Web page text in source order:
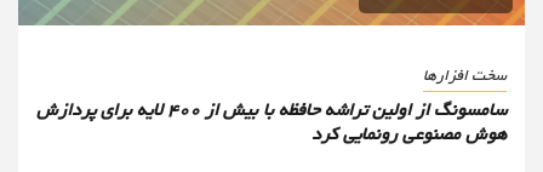
سخت افزارها
سامسونگ از اولین تراشه حافظه با بیش از ۴۰۰ لایه برای پردازش
هوش مصنوعی رونمایی کرد